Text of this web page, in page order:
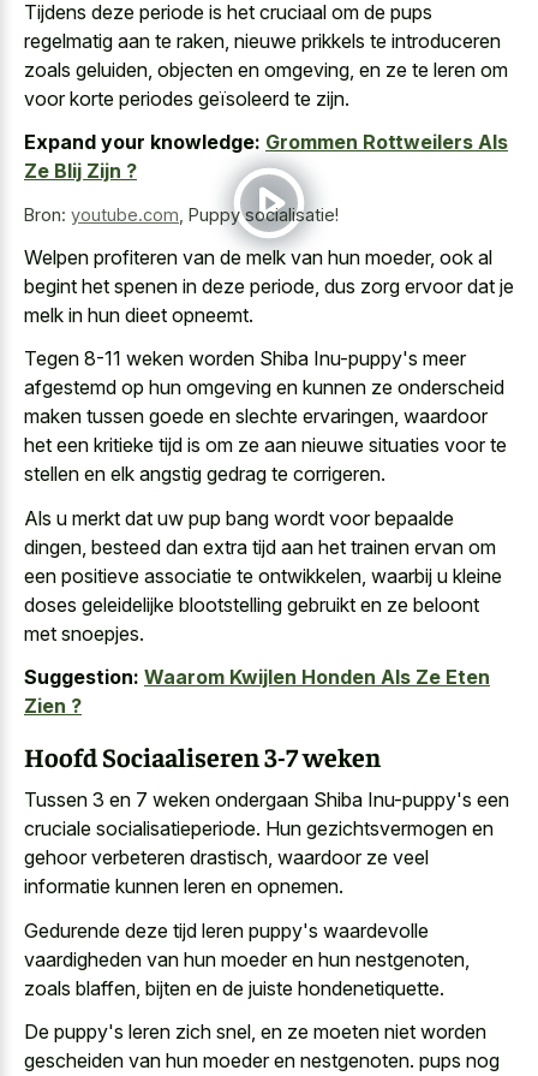
Tijdens deze periode is het cruciaal om de pups
regelmatig aan te raken, nieuwe prikkels te introduceren
zoals geluiden, objecten en omgeving, en ze te leren om
voor korte periodes geïsoleerd te zijn.
Expand your knowledge: Grommen Rottweilers Als
Ze Blij Zijn ?
Bron: youtube.com Puppy socialisatie!
Welpen profiteren van de melk van hun moeder, ook al
begint het spenen in deze periode, dus zorg ervoor dat je
melk in hun dieet opneemt.
Tegen 8-11 weken worden Shiba Inu-puppy's meer
afgestemd op hun omgeving en kunnen ze onderscheid
maken tussen goede en slechte ervaringen, waardoor
het een kritieke tijd is om ze aan nieuwe situaties voor te
stellen en elk angstig gedrag te corrigeren.
Als u merkt dat uw pup bang wordt voor bepaalde
dingen, besteed dan extra tijd aan het trainen ervan om
een positieve associatie te ontwikkelen, waarbij u kleine
doses geleidelijke blootstelling gebruikt en ze beloont
met snoepjes.
Suggestion: Waarom Kwijlen Honden Als Ze Eten
Zien ?
Hoofd Sociaaliseren 3-7 weken
Tussen 3 en 7 weken ondergaan Shiba Inu-puppy's een
cruciale socialisatieperiode. Hun gezichtsvermogen en
gehoor verbeteren drastisch, waardoor ze veel
informatie kunnen leren en opnemen.
Gedurende deze tijd leren puppy's waardevolle
vaardigheden van hun moeder en hun nestgenoten,
zoals blaffen, bijten en de juiste hondenetiquette.
De puppy's leren zich snel, en ze moeten niet worden
gescheiden van hun moeder en nestgenoten. pups nog